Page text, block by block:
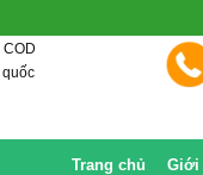
Trang chủ Giới